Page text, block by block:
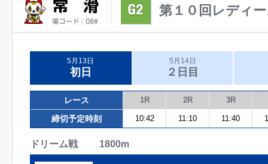
第１０回レディ
5月13日
初日
5月14日
２日目
レース 1R 2R 3R
締切予定時刻 10:42 11:10 11:40
ドリーム戦 1800m